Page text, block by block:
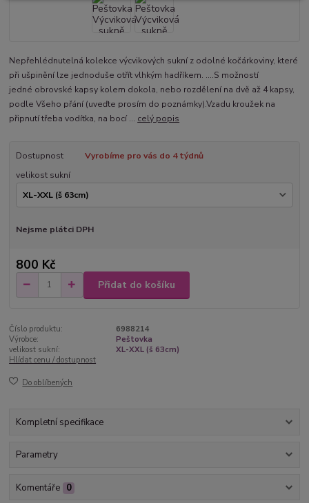
Nepřehlédnutelná kolekce výcvikových sukní z odolné kočárkoviny, které
při ušpinění lze jednoduše otřít vlhkým hadříkem. ....S možností
jedné obrovské kapsy kolem dokola, nebo rozdělení na dvě až 4 kapsy,
podle Všeho přání (uveďte prosím do poznámky).Vzadu kroužek na
připnutí třeba vodítka, na bocí ... celý popis
Dostupnost
Vyrobíme pro vás do 4 týdnů
velikost sukní
Nejsme plátci DPH
800 Kč
Přidat do košíku
Číslo produktu:
6988214
Výrobce:
Peštovka
velikost sukní:
XL-XXL (š 63cm)
Hlídat cenu / dostupnost
Do oblíbených
Kompletní specifikace
Parametry
Komentáře 0